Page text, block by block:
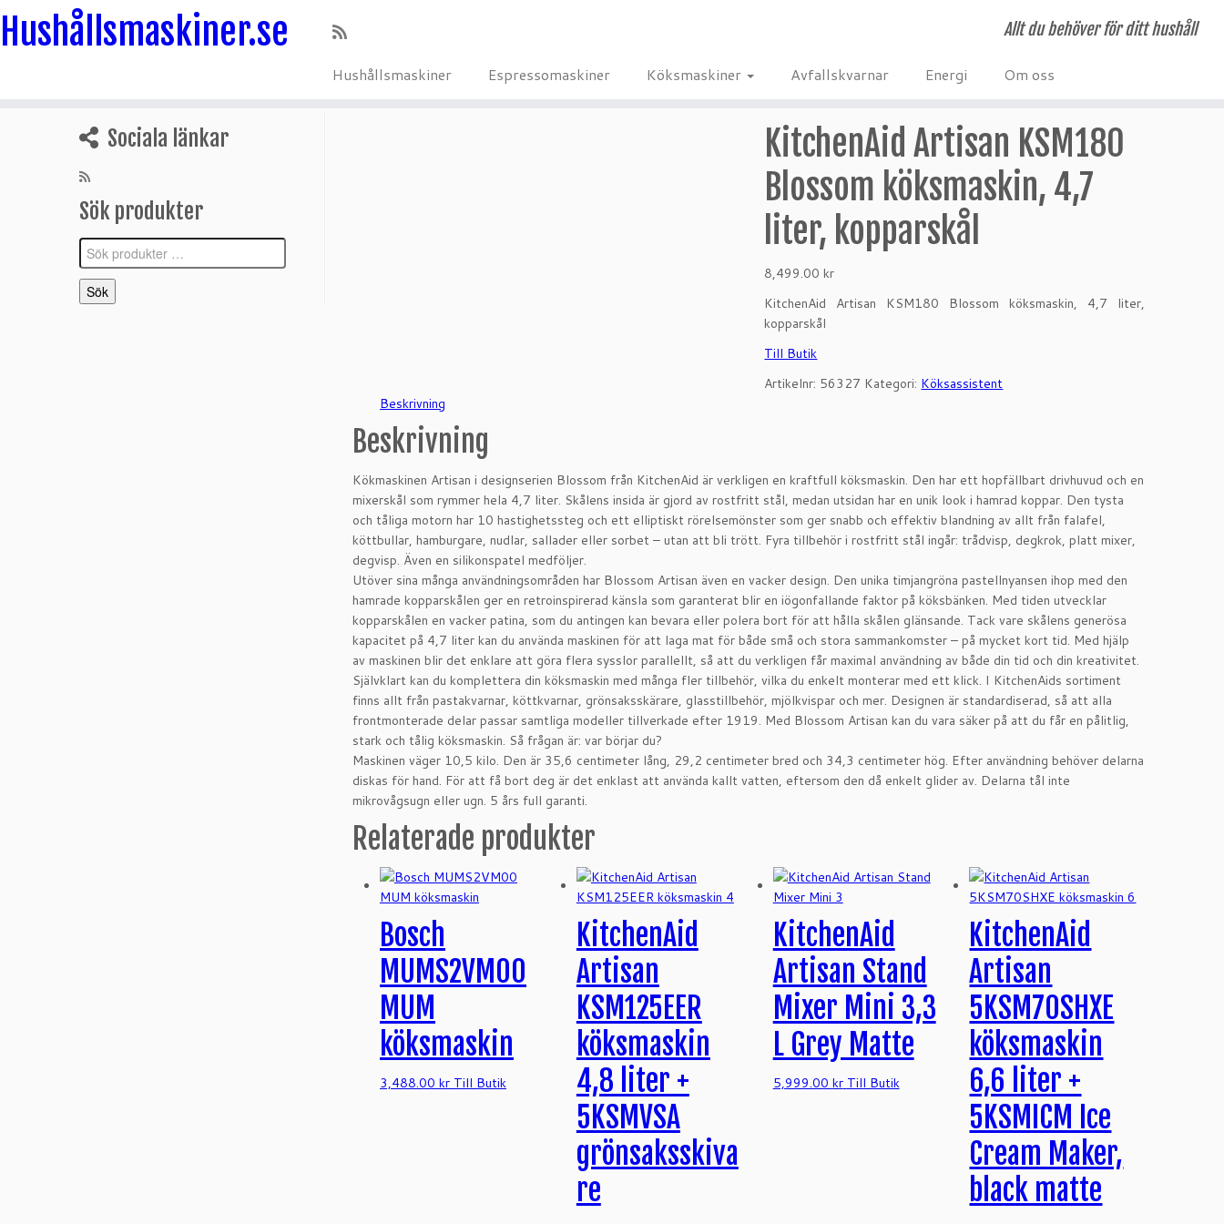
Hushållsmaskiner.se Allt du behöver för ditt hushåll
Hushållsmaskiner Espressomaskiner Köksmaskiner Avfallskvarnar Energi Om oss
Sociala länkar
Sök produkter
Sök
efter:
Sök
KitchenAid Artisan KSM180
Blossom köksmaskin, 4,7
liter, kopparskål
8,499.00 kr
KitchenAid Artisan KSM180 Blossom köksmaskin, 4,7 liter,
kopparskål
Till Butik
Artikelnr: 56327 Kategori: Köksassistent
Beskrivning
Beskrivning
Kökmaskinen Artisan i designserien Blossom från KitchenAid är verkligen en kraftfull köksmaskin. Den har ett hopfällbart drivhuvud och en
mixerskål som rymmer hela 4,7 liter. Skålens insida är gjord av rostfritt stål, medan utsidan har en unik look i hamrad koppar. Den tysta
och tåliga motorn har 10 hastighetssteg och ett elliptiskt rörelsemönster som ger snabb och effektiv blandning av allt från falafel,
köttbullar, hamburgare, nudlar, sallader eller sorbet – utan att bli trött. Fyra tillbehör i rostfritt stål ingår: trådvisp, degkrok, platt mixer,
degvisp. Även en silikonspatel medföljer.
Utöver sina många användningsområden har Blossom Artisan även en vacker design. Den unika timjangröna pastellnyansen ihop med den
hamrade kopparskålen ger en retroinspirerad känsla som garanterat blir en iögonfallande faktor på köksbänken. Med tiden utvecklar
kopparskålen en vacker patina, som du antingen kan bevara eller polera bort för att hålla skålen glänsande. Tack vare skålens generösa
kapacitet på 4,7 liter kan du använda maskinen för att laga mat för både små och stora sammankomster – på mycket kort tid. Med hjälp
av maskinen blir det enklare att göra flera sysslor parallellt, så att du verkligen får maximal användning av både din tid och din kreativitet.
Självklart kan du komplettera din köksmaskin med många fler tillbehör, vilka du enkelt monterar med ett klick. I KitchenAids sortiment
finns allt från pastakvarnar, köttkvarnar, grönsaksskärare, glasstillbehör, mjölkvispar och mer. Designen är standardiserad, så att alla
frontmonterade delar passar samtliga modeller tillverkade efter 1919. Med Blossom Artisan kan du vara säker på att du får en pålitlig,
stark och tålig köksmaskin. Så frågan är: var börjar du?
Maskinen väger 10,5 kilo. Den är 35,6 centimeter lång, 29,2 centimeter bred och 34,3 centimeter hög. Efter användning behöver delarna
diskas för hand. För att få bort deg är det enklast att använda kallt vatten, eftersom den då enkelt glider av. Delarna tål inte
mikrovågsugn eller ugn. 5 års full garanti.
Relaterade produkter
Bosch
MUMS2VM00
MUM
köksmaskin
3,488.00 kr Till Butik
KitchenAid
Artisan
KSM125EER
köksmaskin
4,8 liter +
5KSMVSA
grönsaksskiva
re
KitchenAid
Artisan Stand
Mixer Mini 3,3
L Grey Matte
5,999.00 kr Till Butik
KitchenAid
Artisan
5KSM70SHXE
köksmaskin
6,6 liter +
5KSMICM Ice
Cream Maker,
black matte